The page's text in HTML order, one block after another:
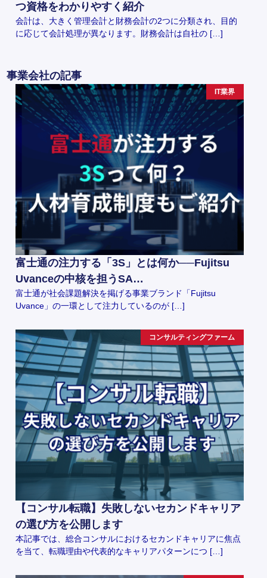
つ資格をわかりやすく紹介
会計は、大きく管理会計と財務会計の2つに分類され、目的
に応じて会計処理が異なります。財務会計は自社の […]
事業会社の記事
IT業界
富士通の注力する「3S」とは何か──Fujitsu
Uvanceの中核を担うSA…
富士通が社会課題解決を掲げる事業ブランド「Fujitsu
Uvance」の一環として注力しているのが […]
コンサルティングファーム
【コンサル転職】失敗しないセカンドキャリア
の選び方を公開します
本記事では、総合コンサルにおけるセカンドキャリアに焦点
を当て、転職理由や代表的なキャリアパターンにつ […]